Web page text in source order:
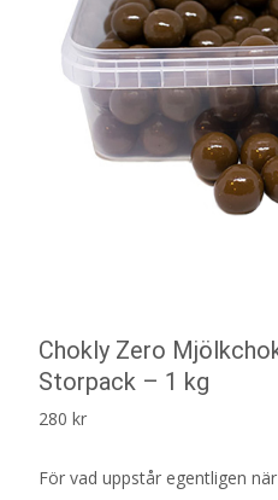
Chokly Zero
Storpack – 1 kg
280 kr
För vad uppstår egentligen